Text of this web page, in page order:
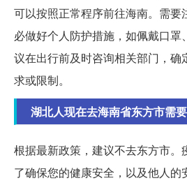
可以按照正常程序前往海南。需要
必做好个人防护措施，如佩戴口罩
议在出行前及时咨询相关部门，确
求或限制。
湖北人现在去海南省东方市需
根据最新政策，建议不去东方市。
了确保您的健康安全，以及他人的